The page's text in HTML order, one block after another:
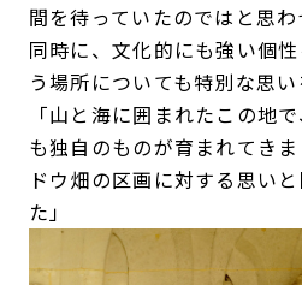
間を待っていたのではと思わ
同時に、文化的にも強い個
う場所についても特別な思い
「山と海に囲まれたこの地
も独自のものが育まれてき
ドウ畑の区画に対する思い
た」